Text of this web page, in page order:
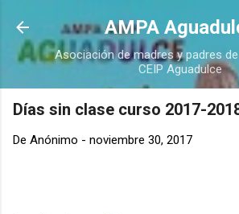
Ir al contenido
AMPA
Asociación de madres y padres
CEIP Aguadulce
Días sin clase curso 2017-
De Anónimo - noviembre 30, 2017